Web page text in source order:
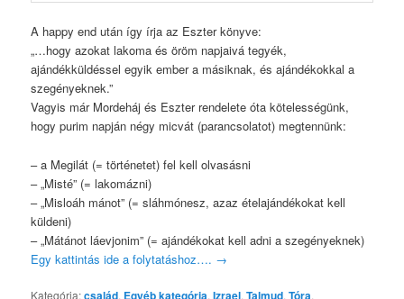
A happy end után így írja az Eszter könyve:
„…hogy azokat lakoma és öröm napjaivá tegyék,
ajándékküldéssel egyik ember a másiknak, és ajándékokkal a
szegényeknek.”
Vagyis már Mordeháj és Eszter rendelete óta kötelességünk,
hogy purim napján négy micvát (parancsolatot) megtennünk:
– a Megilát (= történetet) fel kell olvasásni
– „Misté” (= lakomázni)
– „Misloáh mánot” (= sláhmónesz, azaz ételajándékokat kell
küldeni)
– „Mátánot láevjonim” (= ajándékokat kell adni a szegényeknek)
Egy kattintás ide a folytatáshoz…. →
Kategória:család, Egyéb kategória,Izrael,Talmud,Tóra,